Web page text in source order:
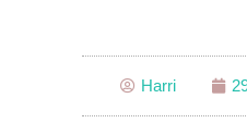
Harri